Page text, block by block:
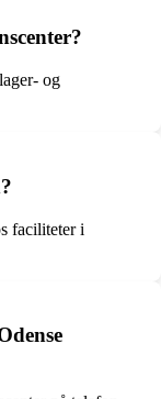
og
faciliteter i